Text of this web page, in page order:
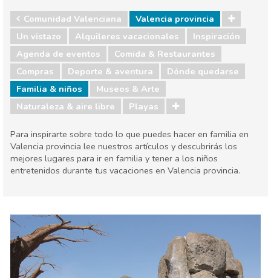
Comunidad Valenciana
Valencia provincia
Un vistazo
Alquileres vacacionales
Inspiración
Agenda de eventos
Comida & Restaurantes
Compras
Deporte & aventura
Dónde quedarse
Familia & niños
Museos & Arte
Naturaleza & aire libre
Playas
Para inspirarte sobre todo lo que puedes hacer en familia en
Valencia provincia lee nuestros artículos y descubrirás los
mejores lugares para ir en familia y tener a los niños
entretenidos durante tus vacaciones en Valencia provincia.
Agenda de eventos
Compras
Deporte & aventura
Dónde quedarse
Familia & niños
Museos & Arte